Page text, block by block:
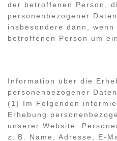
der betroffenen Person,
personenbezogener
insbesondere dann,
betroffenen Person um
Information über die
personenbezogener Daten
(1) Im Folgenden
Erhebung
unserer Website.
z. B. Name, Adresse, E-